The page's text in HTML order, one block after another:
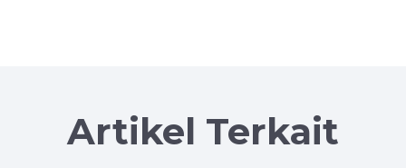
Artikel Terkait